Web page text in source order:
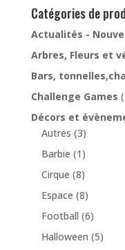
Catégories de
Actualités -
Arbres, Fleurs et
Bars,
Challenge Games
Décors et
Autres (3)
Barbie (1)
Cirque (8)
Espace (8)
Football (6)
Halloween (5)